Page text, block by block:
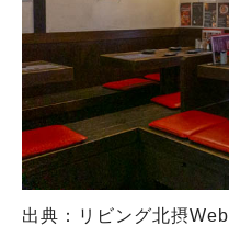
出典：リビング北摂Web